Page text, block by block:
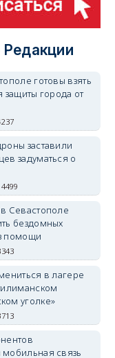
центра
и
готовы взять
защиты города от
заставили
задуматься о
4499
Севастополе
бездомных
помощи
в лагере
уголке»
связь